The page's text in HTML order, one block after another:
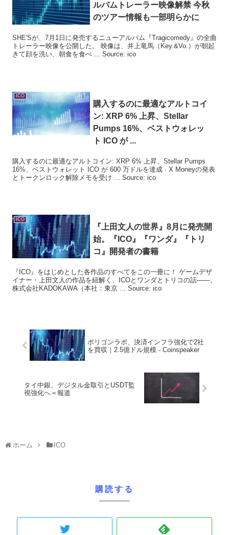
ルバムトレーラー映像解禁 今秋
のツアー情報も一部明らかに
SHE'Sが、7月1日に発売するニューアルバム『Tragicomedy』の全曲
トレーラー映像を公開した。 映像は、井上竜馬（Key.&Vo.）が朝起
きて顔を洗い、朝食を食べ ... Source: ico
ICO
購入するのに最適なアルトコイ
ン: XRP 6% 上昇、Stellar
Pumps 16%、ベストウォレッ
ト
ICO が ...
購入するのに最適なアルトコイン: XRP 6% 上昇、Stellar Pumps
16%、ベストウォレット ICO が 600 万ドルを達成 · X Moneyの発表
とトークンロック解除メモを受け ... Source: ico
ICO
『上田文人の世界』8月に発売開
始。『 ICO 』『ワンダ』『トリ
コ』開発者の書籍
『ICO』をはじめとした各作品のすべてをこの一冊に！ ゲームデザ
イナー・上田文人の作品を紐解く、ICOとワンダとトリコの話――。
株式会社KADOKAWA（本社：東京 ... Source: ico
ポリゴンラボ、決済インフラ強化で2社
を買収｜2.5億ドル規模 - Coinspeaker
タイ中銀、デジタル金取引とUSDT監
視強化へ＝報道
ホーム ICO
購読する